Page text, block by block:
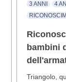
3 ANNI 4
bambini
Triangolo,